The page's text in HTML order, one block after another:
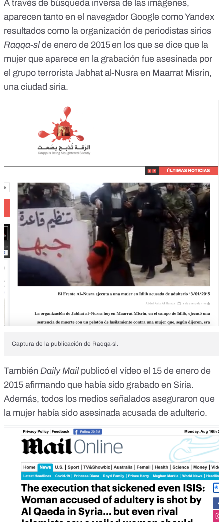
A través de búsqueda inversa de las imágenes,
aparecen tanto en el navegador Google como Yandex
resultados como la organización de periodistas sirios
Raqqa-slde enero de 2015 en los que se dice que la
mujer que aparece en la grabación fue asesinada por
el grupo terrorista Jabhat al-Nusra en Maarrat Misrin,
una ciudad siria.
Captura de la publicación de Raqqa-sl.
También Daily Mailpublicó el vídeo el 15 de enero de
2015 afirmando que había sido grabado en Siria.
Además, todos los medios señalados aseguraron que
la mujer había sido asesinada acusada de adulterio.